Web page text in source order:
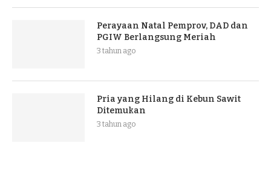
Perayaan Natal Pemprov, DAD dan
PGIW Berlangsung Meriah
3 tahun ago
Pria yang Hilang di Kebun Sawit
Ditemukan
3 tahun ago